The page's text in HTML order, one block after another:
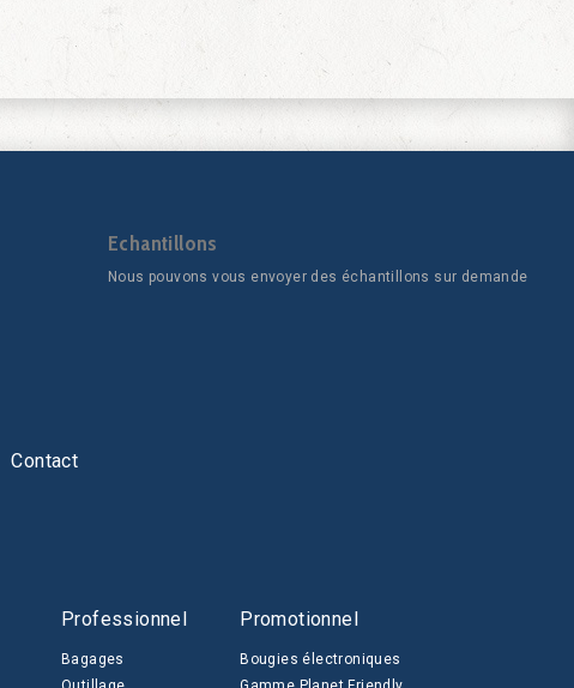
Echantillons
Nous pouvons vous envoyer des échantillons sur demande
Contact
Professionnel
Bagages
Promotionnel
Bougies électroniques